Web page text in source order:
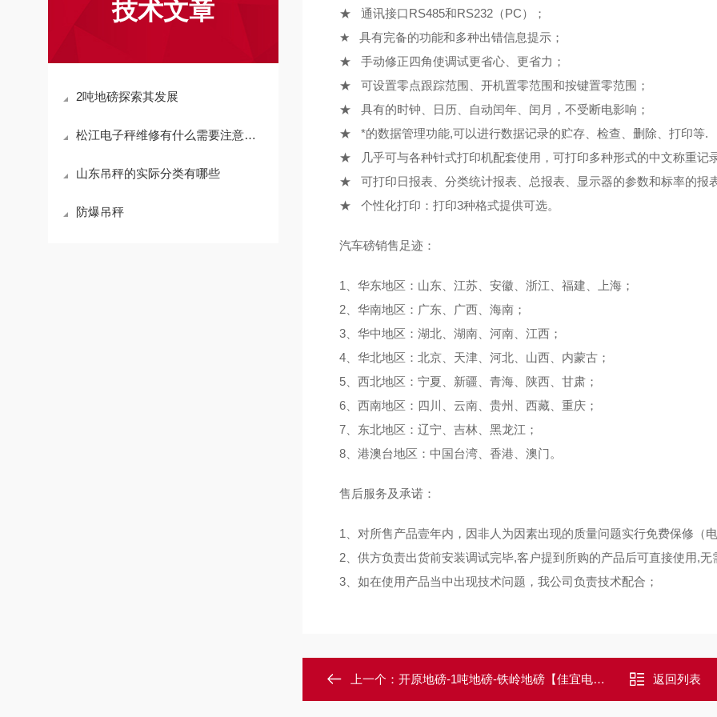
技术文章
2吨地磅探索其发展
松江电子秤维修有什么需要注意的地方？
山东吊秤的实际分类有哪些
防爆吊秤
★ 通讯接口RS485和RS232（PC）；
★ 具有完备的功能和多种出错信息提示；
★ 手动修正四角使调试更省心、更省力；
★ 可设置零点跟踪范围、开机置零范围和按键置零范围；
★ 具有的时钟、日历、自动闰年、闰月，不受断电影响；
★ *的数据管理功能,可以进行数据记录的贮存、检查、删除、打印等.
★ 几乎可与各种针式打印机配套使用，可打印多种形式的中文称重记
★ 可打印日报表、分类统计报表、总报表、显示器的参数和标率的报
★ 个性化打印：打印3种格式提供可选。
汽车磅销售足迹：
1、华东地区：山东、江苏、安徽、浙江、福建、上海；
2、华南地区：广东、广西、海南；
3、华中地区：湖北、湖南、河南、江西；
4、华北地区：北京、天津、河北、山西、内蒙古；
5、西北地区：宁夏、新疆、青海、陕西、甘肃；
6、西南地区：四川、云南、贵州、西藏、重庆；
7、东北地区：辽宁、吉林、黑龙江；
8、港澳台地区：中国台湾、香港、澳门。
售后服务及承诺：
1、对所售产品壹年内，因非人为因素出现的质量问题实行免费保修（
2、供方负责出货前安装调试完毕,客户提到所购的产品后可直接使用,无
3、如在使用产品当中出现技术问题，我公司负责技术配合；
上一个： 开原地磅-1吨地磅-铁岭地磅【佳宜电子】 返回列表